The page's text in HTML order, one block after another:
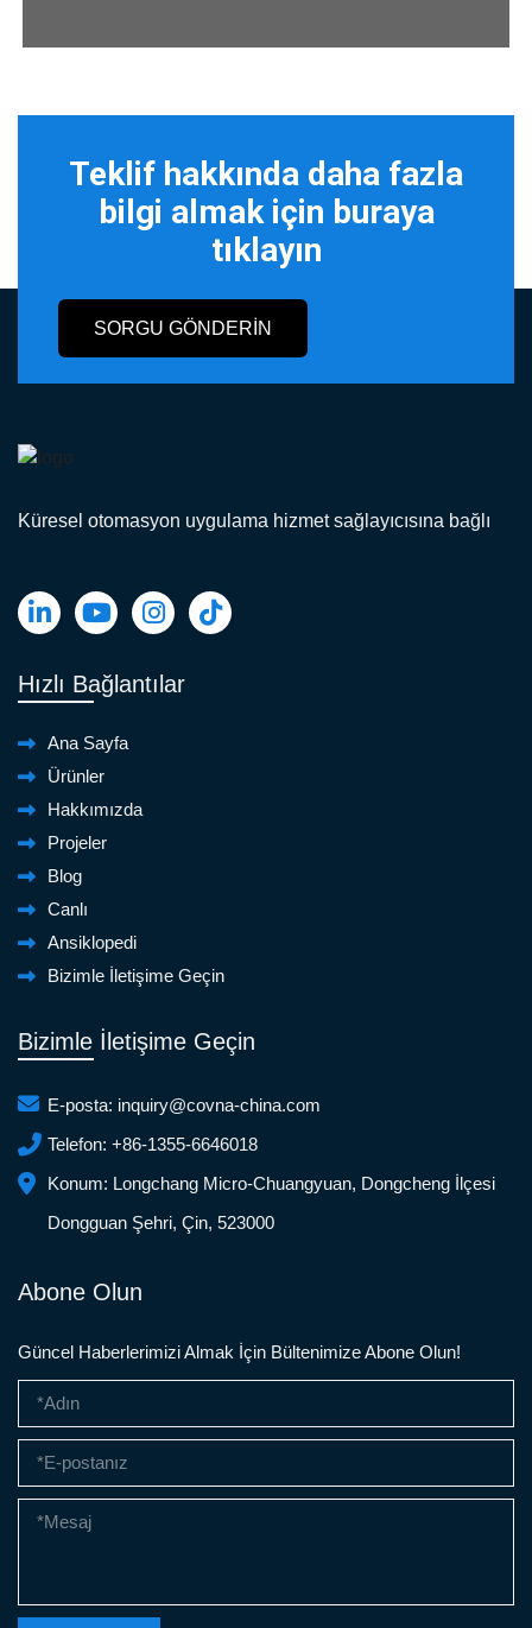
Teklif hakkında daha fazla
bilgi almak için buraya
tıklayın
SORGU GÖNDERIN
Küresel otomasyon uygulama hizmet sağlayıcısına bağlı
Hızlı Bağlantılar
Ana Sayfa
Ürünler
Hakkımızda
Projeler
Blog
Canlı
Ansiklopedi
Bizimle İletişime Geçin
Bizimle İletişime Geçin
E-posta: inquiry@covna-china.com
Telefon: +86-1355-6646018
Konum: Longchang Micro-Chuangyuan, Dongcheng İlçesi
Dongguan Şehri, Çin, 523000
Abone Olun
Güncel Haberlerimizi Almak İçin Bültenimize Abone Olun!